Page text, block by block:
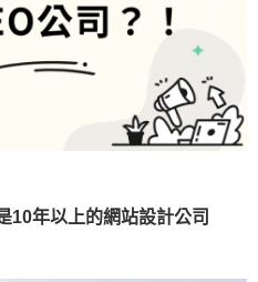
10年以上的網站設計公司